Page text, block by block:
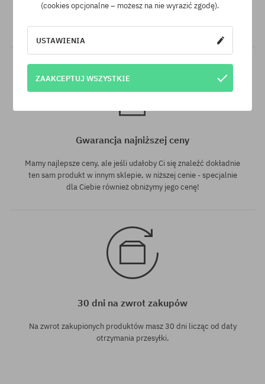
Do wszystkich zamówień powyżej 350 zł oferujemy wysyłkę
GRATIS, niezależnie od wybranej formy płatności i przewoźnika.
Gwarancja najniższej ceny
Mamy najlepsze ceny, ale jeśli udałoby Ci się znaleźć dokładnie
ten sam produkt w innym sklepie, w niższej cenie - specjalnie
dla Ciebie również obniżymy jego cenę!
30 dni na zwrot zakupów
Na zwrot zakupionych produktów masz 30 dni licząc od daty
otrzymania przesyłki.
(cookies opcjonalne – możesz na nie wyrazić zgodę).
USTAWIENIA
ZAAKCEPTUJ WSZYSTKIE